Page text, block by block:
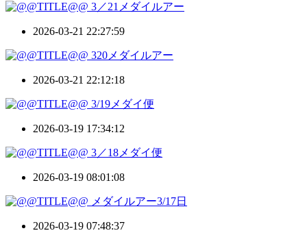
3／21メダイルアー
2026-03-21 22:27:59
320メダイルアー
2026-03-21 22:12:18
3/19メダイ便
2026-03-19 17:34:12
3／18メダイ便
2026-03-19 08:01:08
メダイルアー3/17日
2026-03-19 07:48:37